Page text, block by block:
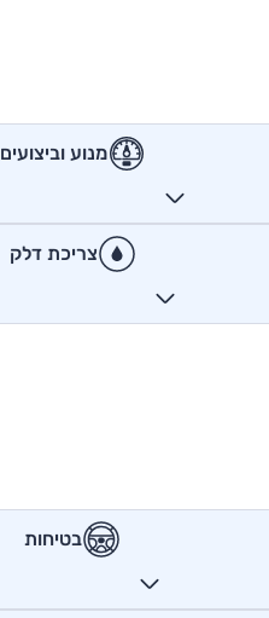
מנוע וביצועים
צריכת דלק
בטיחות